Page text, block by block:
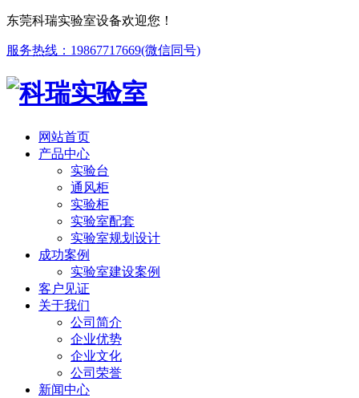
东莞科瑞实验室设备欢迎您！
服务热线：19867717669(微信同号)
网站首页
产品中心
实验台
通风柜
实验柜
实验室配套
实验室规划设计
成功案例
实验室建设案例
客户见证
关于我们
公司简介
企业优势
企业文化
公司荣誉
新闻中心